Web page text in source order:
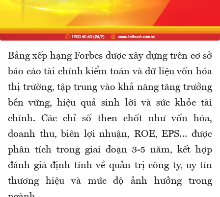
Bảng xếp hạng Forbes được xây dựng trên cơ sở
báo cáo tài chính kiểm toán và dữ liệu vốn hóa
thị trường, tập trung vào khả năng tăng trưởng
bền vững, hiệu quả sinh lời và sức khỏe tài
chính. Các chỉ số then chốt như vốn hóa,
doanh thu, biên lợi nhuận, ROE, EPS… được
phân tích trong giai đoạn 3-5 năm, kết hợp
đánh giá định tính về quản trị công ty, uy tín
thương hiệu và mức độ ảnh hưởng trong